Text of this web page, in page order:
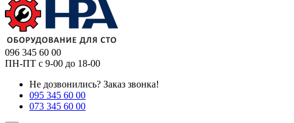
096 345 60 00
ПН-ПТ с 9-00 до 18-00
Не дозвонились? Заказ звонка!
095 345 60 00
073 345 60 00